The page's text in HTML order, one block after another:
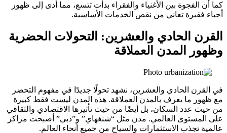
كما أن الفجوة بين الأغنياء والفقراء بدأت تتسع، مما أدى إلى ظهور
أحياء فقيرة تعاني من نقص الخدمات الأساسية.
القرن الحادي والعشرين: التحولات الحضرية
وظهور المدن العملاقة
في القرن الحادي والعشرين، نشهد تحولًا جديدًا في مفهوم التحضر
مع ظهور ما يعرف بالمدن العملاقة. هذه المدن ليست فقط كبيرة
من حيث عدد السكان، بل أيضًا من حيث تأثيرها الاقتصادي والثقافي
على المستوى العالمي. مدن مثل “شنغهاي” و”دبي” أصبحت مراكز
عالمية تجذب الاستثمارات والسياح من جميع أنحاء العالم.